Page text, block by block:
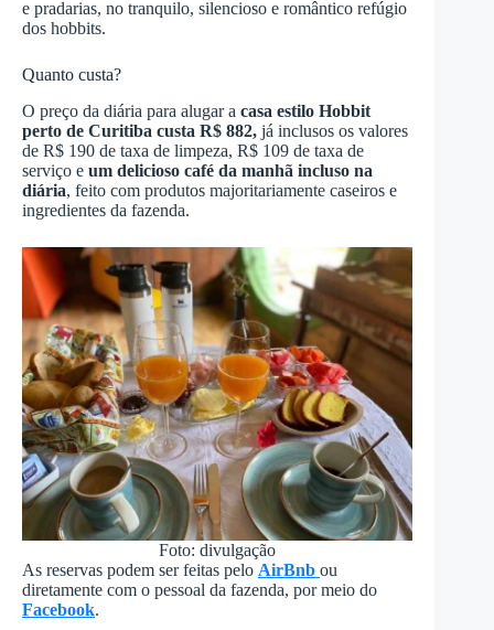
e pradarias, no tranquilo, silencioso e romântico refúgio
dos hobbits.
Quanto custa?
O preço da diária para alugar a casa estilo Hobbit
perto de Curitiba custa R$ 882, já inclusos os valores
de R$ 190 de taxa de limpeza, R$ 109 de taxa de
serviço e um delicioso café da manhã incluso na
diária, feito com produtos majoritariamente caseiros e
ingredientes da fazenda.
Foto: divulgação
As reservas podem ser feitas pelo AirBnb ou
diretamente com o pessoal da fazenda, por meio do
Facebook.